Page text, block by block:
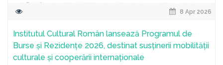
8 Apr 2026
Institutul Cultural Român lansează Programul de
Burse și Rezidențe 2026, destinat susținerii mobilității
culturale și cooperării internaționale